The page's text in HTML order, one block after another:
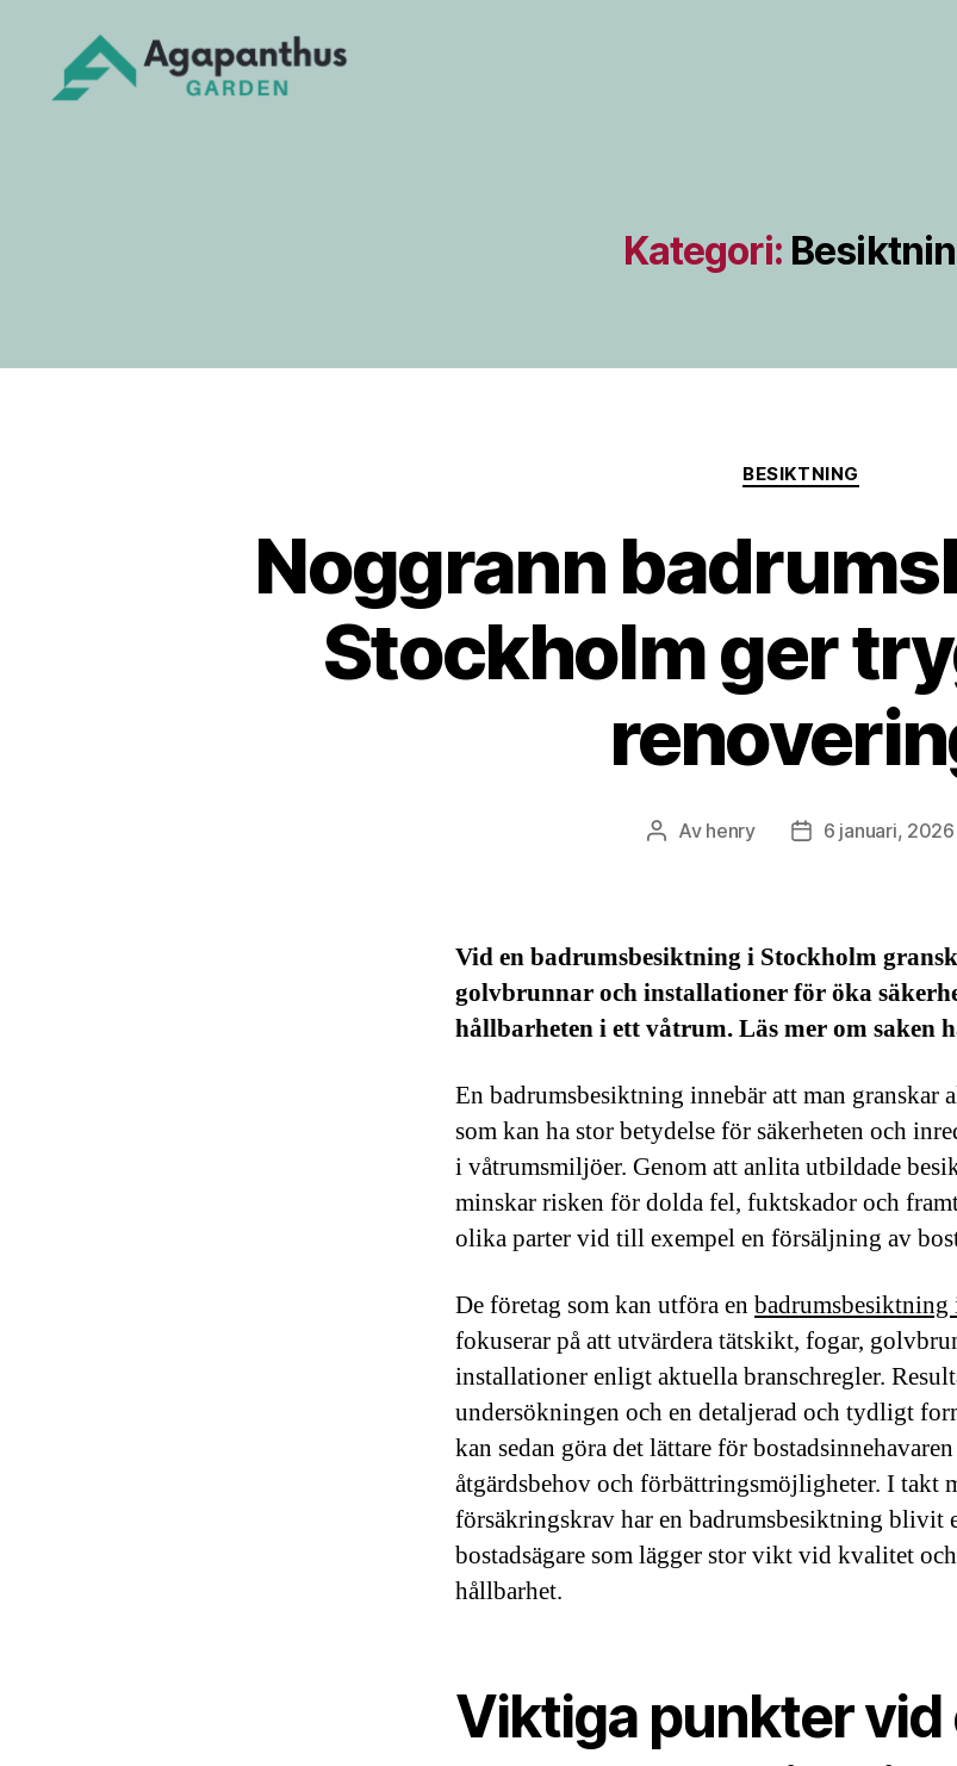
Kategori:
Kategorier
BESIKTNING
Noggrann
Stockholm ger
Inläggsförfattare
Av henry Inläggsdatum
6 januari, 2026
Vid en badrumsbesiktning i Stockholm
golvbrunnar och installationer för öka
hållbarheten i ett våtrum. Läs mer om saken
En badrumsbesiktning innebär att man granskar
som kan ha stor betydelse för säkerheten och
i våtrumsmiljöer. Genom att anlita utbildade
minskar risken för dolda fel, fuktskador och
olika parter vid till exempel en försäljning av
De företag som kan utföra en
fokuserar på att utvärdera tätskikt, fogar,
installationer enligt aktuella branschregler.
undersökningen och en detaljerad och tydligt
kan sedan göra det lättare för
åtgärdsbehov och förbättringsmöjligheter. I takt
försäkringskrav har en badrumsbesiktning blivit
bostadsägare som lägger stor vikt vid kvalitet
hållbarhet.
Viktiga punkter vid